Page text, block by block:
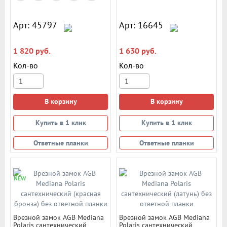
Арт: 45797
1 820 руб.
Кол-во
В корзину
Купить в 1 клик
Ответные планки
Арт: 16645
1 630 руб.
Кол-во
В корзину
Купить в 1 клик
Ответные планки
NEW
Врезной замок AGB Mediana
Polaris сантехнический
Врезной замок AGB Mediana
Polaris сантехнический